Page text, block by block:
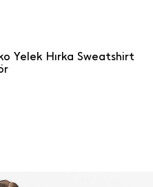
Yelek Hırka Sweatshirt